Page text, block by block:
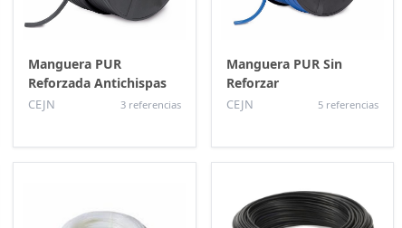
Manguera PUR
Reforzada Antichispas
CEJN 3 referencias
Manguera PUR Sin
Reforzar
CEJN 5 referencias